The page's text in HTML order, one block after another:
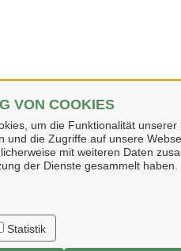
VON COOKIES
um die Funktionalität
und die Zugriffe auf unsere
mit weiteren Daten
der Dienste gesammelt haben.
Statistik